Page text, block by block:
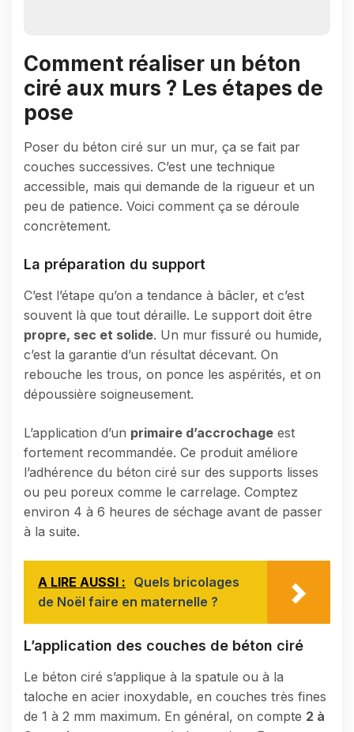
Comment réaliser un béton
ciré aux murs ? Les étapes de
pose
Poser du béton ciré sur un mur, ça se fait par
couches successives. C’est une technique
accessible, mais qui demande de la rigueur et un
peu de patience. Voici comment ça se déroule
concrètement.
La préparation du support
C’est l’étape qu’on a tendance à bâcler, et c’est
souvent là que tout déraille. Le support doit être
propre, sec et solide. Un mur fissuré ou humide,
c’est la garantie d’un résultat décevant. On
rebouche les trous, on ponce les aspérités, et on
dépoussière soigneusement.
L’application d’un primaire d’accrochage est
fortement recommandée. Ce produit améliore
l’adhérence du béton ciré sur des supports lisses
ou peu poreux comme le carrelage. Comptez
environ 4 à 6 heures de séchage avant de passer
à la suite.
A LIRE AUSSI : Quels bricolages
de Noël faire en maternelle ?
L’application des couches de béton ciré
Le béton ciré s’applique à la spatule ou à la
taloche en acier inoxydable, en couches très fines
de 1 à 2 mm maximum. En général, on compte 2 à